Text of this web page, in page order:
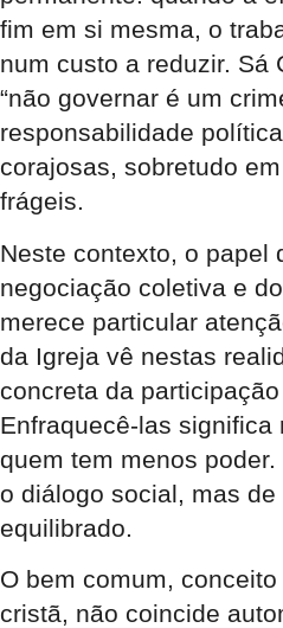
fim em si mesma, o
num custo a reduzir. Sá
“não governar é um
responsabilidade
corajosas, sobretudo
frágeis.
Neste contexto, o papel
negociação coletiva e
merece particular
da Igreja vê nestas
concreta da
Enfraquecê-las significa
quem tem menos
o diálogo social, mas
equilibrado.
O bem comum,
cristã, não coincide